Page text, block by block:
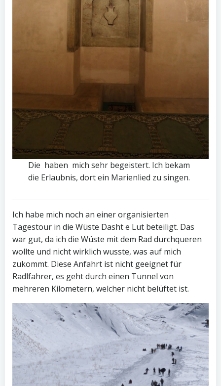
Die haben mich sehr begeistert. Ich bekam
die Erlaubnis, dort ein Marienlied zu singen.
Ich habe mich noch an einer organisierten
Tagestour in die Wüste Dasht e Lut beteiligt. Das
war gut, da ich die Wüste mit dem Rad durchqueren
wollte und nicht wirklich wusste, was auf mich
zukommt. Diese Anfahrt ist nicht geeignet für
Radlfahrer, es geht durch einen Tunnel von
mehreren Kilometern, welcher nicht belüftet ist.